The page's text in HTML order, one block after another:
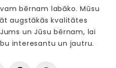
bērnam labāko. Mūsu
augstākās kvalitātes
un Jūsu bērnam, lai
interesantu un jautru.